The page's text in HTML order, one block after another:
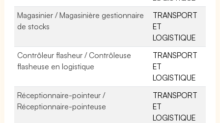
Magasinier / Magasinière gestionnaire
de stocks
TRANSPORT
ET
LOGISTIQUE
Contrôleur flasheur / Contrôleuse
flasheuse en logistique
TRANSPORT
ET
LOGISTIQUE
Réceptionnaire-pointeur /
Réceptionnaire-pointeuse
TRANSPORT
ET
LOGISTIQUE